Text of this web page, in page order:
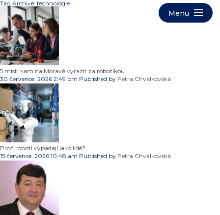
Tag Archive: technologie
5 míst, kam na Moravě vyrazit za robotikou
30 července, 2026 2:49 pm Published by Petra Chvalkovská
Proč roboti vypadají jako lidé?
15 července, 2026 10:48 am Published by Petra Chvalkovská